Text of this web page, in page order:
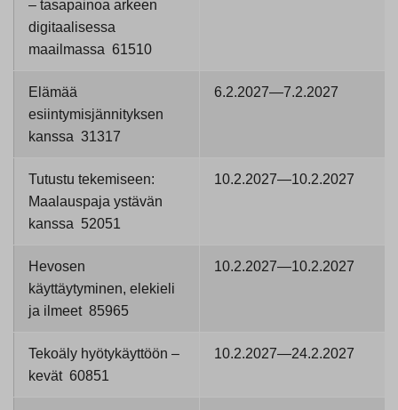
– tasapainoa arkeen
digitaalisessa
maailmassa 61510
Elämää
esiintymisjännityksen
kanssa 31317
6.2.2027—7.2.2027
Tutustu tekemiseen:
Maalauspaja ystävän
kanssa 52051
10.2.2027—10.2.2027
Hevosen
käyttäytyminen, elekieli
ja ilmeet 85965
10.2.2027—10.2.2027
Tekoäly hyötykäyttöön –
kevät 60851
10.2.2027—24.2.2027